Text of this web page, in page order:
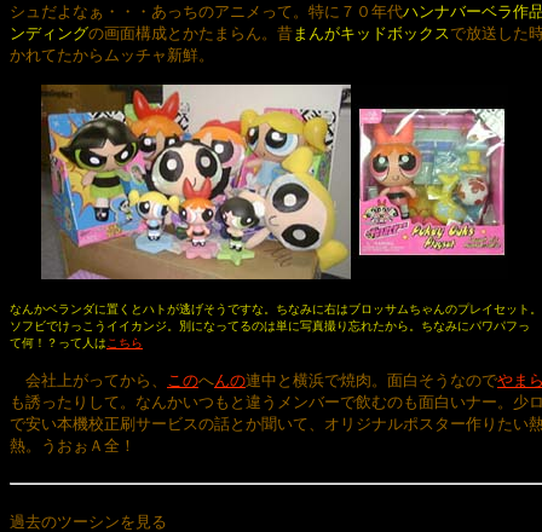
シュだよなぁ・・・あっちのアニメって。特に７０年代ハンナバーベラ作
ンディングの画面構成とかたまらん。昔 まんがキッドボックス で放送した
かれてたからムッチャ新鮮。
なんかベランダに置くとハトが逃げそうですな。ちなみに右はブロッサムちゃんのプレイセット。
ソフビでけっこうイイカンジ。別になってるのは単に写真撮り忘れたから。ちなみにパワパフっ
て何！？って人は こちら
会社上がってから、 このへんの連中と横浜で焼肉。面白そうなのでやま
も誘ったりして。なんかいつもと違うメンバーで飲むのも面白いナー。少
で安い本機校正刷サービスの話とか聞いて、オリジナルポスター作りたい
熱。うおぉＡ全！
過去のツーシンを見る